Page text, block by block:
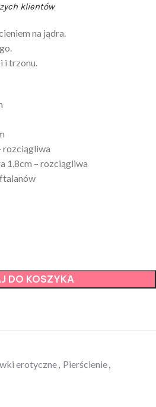
klientów
na jądra.
i trzonu.
rozciągliwa
1,8cm – rozciągliwa
DO KOSZYKA
erotyczne, Pierścienie,